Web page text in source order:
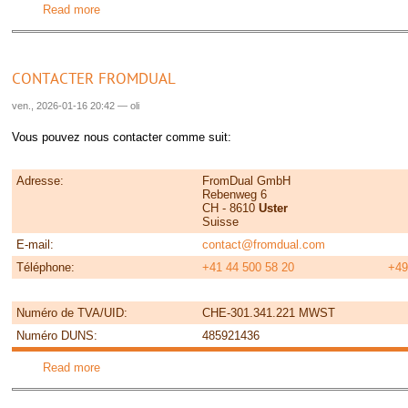
Read moreabout FromDual
CONTACTER FROMDUAL
ven., 2026-01-16 20:42 — oli
Vous pouvez nous contacter comme suit:
Adresse:
FromDual GmbH
Rebenweg 6
CH - 8610 Uster
Suisse
E-mail:
contact@fromdual.com
Téléphone:
+41 44 500 58 20
Numéro de TVA/UID:
CHE-301.341.221 MWST
Numéro DUNS:
485921436
Read moreabout Contacter FromDual